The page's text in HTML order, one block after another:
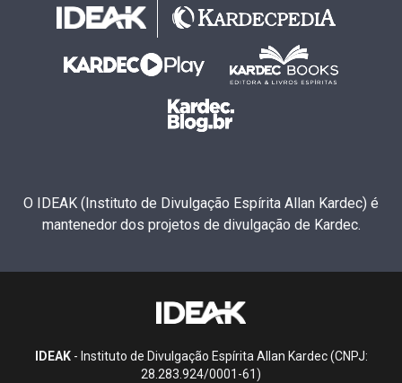
O IDEAK (Instituto de Divulgação Espírita Allan Kardec) é
mantenedor dos projetos de divulgação de Kardec.
IDEAK- Instituto de Divulgação Espírita Allan Kardec (CNPJ:
28.283.924/0001-61)